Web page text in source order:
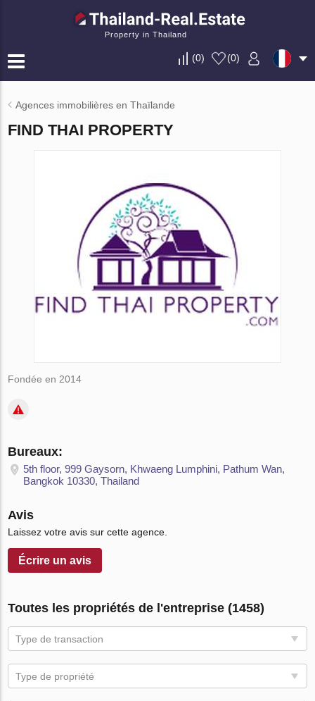
Property in Thailand
(0) (0)
Agences immobilières en Thaïlande
FIND THAI PROPERTY
Fondée en 2014
Bureaux:
5th floor, 999 Gaysorn, Khwaeng Lumphini, Pathum Wan,
Bangkok 10330, Thailand
Avis
Laissez votre avis sur cette agence.
Écrire un avis
Toutes les propriétés de l'entreprise (1458)
Type de transaction
Type de propriété